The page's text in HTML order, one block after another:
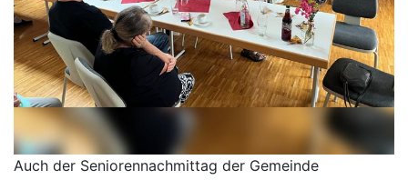
Auch der Seniorennachmittag der Gemeinde